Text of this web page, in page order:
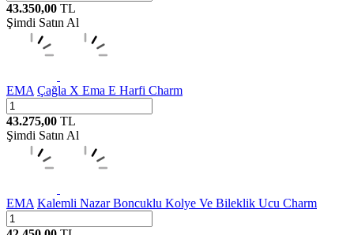
43.350,00 TL
Şimdi Satın Al
EMA Çağla X Ema E Harfi Charm
43.275,00 TL
Şimdi Satın Al
EMA Kalemli Nazar Boncuklu Kolye Ve Bileklik Ucu Charm